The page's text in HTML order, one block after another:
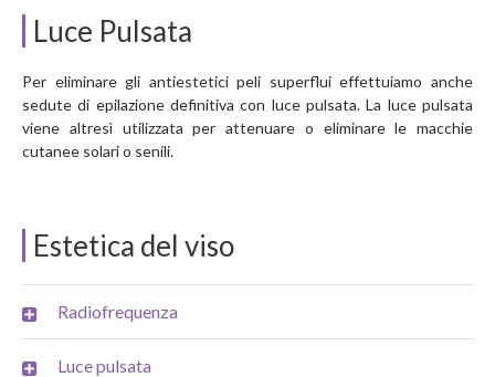
Estetica del viso
Radiofrequenza
Luce pulsata
Luce Pulsata
Per eliminare gli antiestetici peli superflui effettuiamo anche
sedute di epilazione definitiva con luce pulsata. La luce pulsata
viene altresì utilizzata per attenuare o eliminare le macchie
cutanee solari o senili.